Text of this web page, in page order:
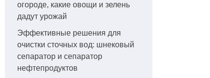
огороде, какие овощи и зелень
дадут урожай
Эффективные решения для
очистки сточных вод: шнековый
сепаратор и сепаратор
нефтепродуктов